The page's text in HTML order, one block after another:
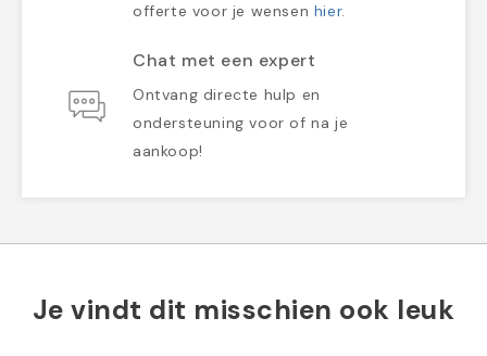
offerte voor je wensen hier.
Chat met een expert
Ontvang directe hulp en
ondersteuning voor of na je
aankoop!
Je vindt dit misschien ook leuk